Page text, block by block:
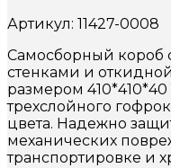
Артикул: 11427-0008
Самосборный
стенками и
размером
трехслойного
цвета. Надежно
механических
транспортировке и